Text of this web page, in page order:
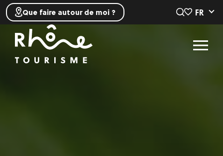
Que faire autour de moi ? FR